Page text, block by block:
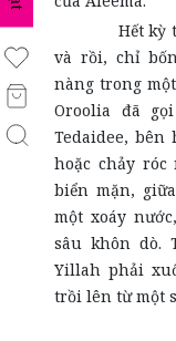
Hết kỳ
và rồi, chỉ
nàng trong
Oroolia đã
Tedaidee, bên
hoặc chảy
biển mặn,
một xoáy
sâu khôn dò.
Yillah phải
trồi lên từ một